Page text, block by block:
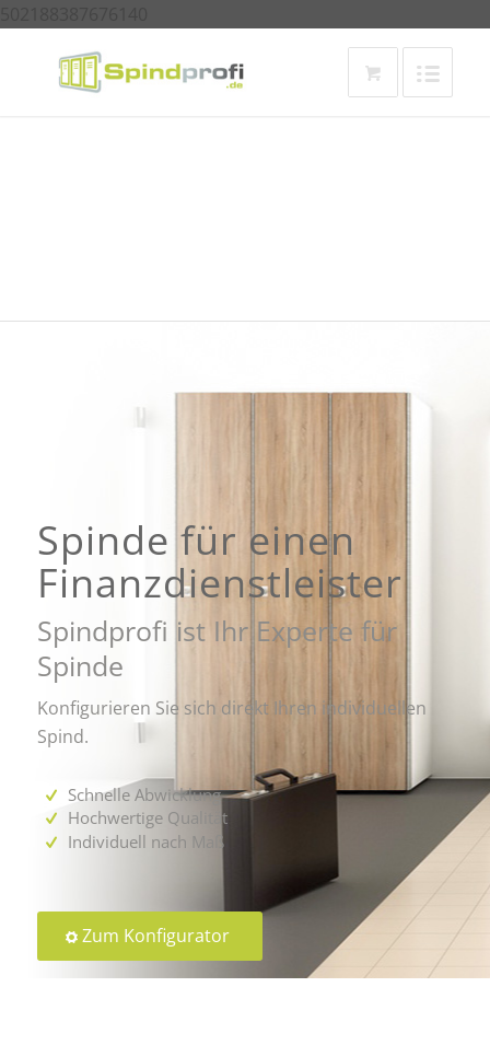
Spinde für einen
Finanzdienstleister
Spindprofi ist Ihr Experte für
Spinde
Konfigurieren Sie sich direkt Ihren individuellen
Spind.
Schnelle Abwicklung
Hochwertige Qualität
Individuell nach Maß
Zum Konfigurator